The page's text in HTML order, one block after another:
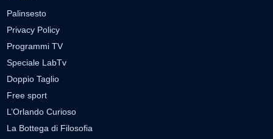
Palinsesto
Privacy Policy
Programmi TV
Speciale LabTv
Doppio Taglio
Free sport
L’Orlando Curioso
La Bottega di Filosofia